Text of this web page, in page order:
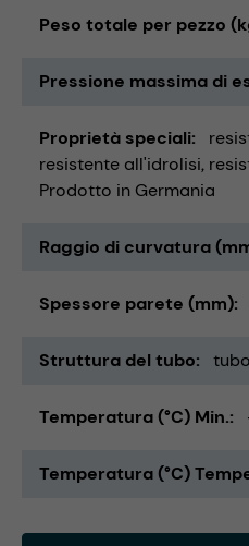
Peso totale per pezzo
Pressione massima di
Proprietà speciali
resistente all'idrolisi
Prodotto in Germania
Raggio di curvatura
Spessore parete (mm)
Struttura del tubo
Temperatura (°C) Min.
Temperatura (°C)